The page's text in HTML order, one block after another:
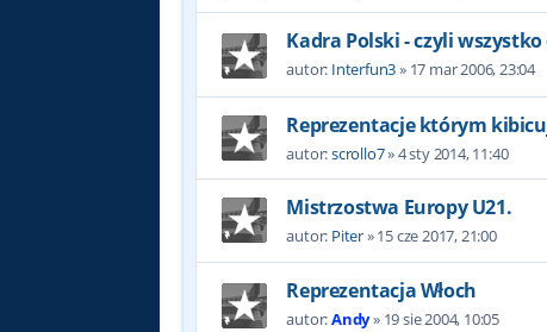
Kadra Polski - czyli
autor: Interfun3» 17 mar 2006, 23:04
Reprezentacje którym
autor:scrollo7»4 sty 2014, 11:40
Mistrzostwa Europy U21.
autor: Piter»15 cze 2017, 21:00
Reprezentacja Włoch
autor:Andy» 19 sie 2004, 10:05